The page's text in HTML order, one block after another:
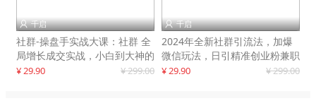
 千启
社群-操盘手实战大课：社群 全
局增长成交实战，小白到大神的
进阶之路
¥ 29.90 ¥ 299.00
 千启
2024年全新社群引流法，加爆
微信玩法，日引精准创业粉兼职
粉200+
¥ 29.90 ¥ 299.00